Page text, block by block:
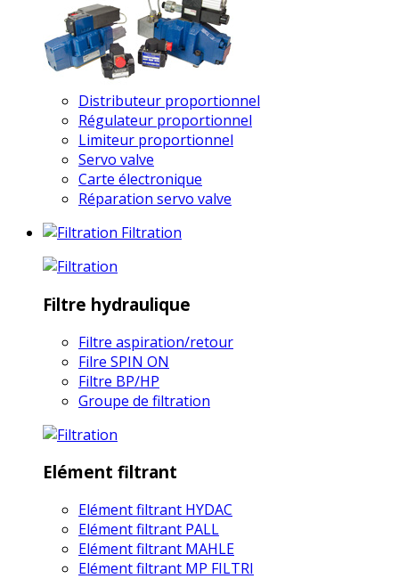
Distributeur proportionnel
Régulateur proportionnel
Limiteur proportionnel
Servo valve
Carte électronique
Réparation servo valve
Filtration
Filtre hydraulique
Filtre aspiration/retour
Filre SPIN ON
Filtre BP/HP
Groupe de filtration
Elément filtrant
Elément filtrant HYDAC
Elément filtrant PALL
Elément filtrant MAHLE
Elément filtrant MP FILTRI